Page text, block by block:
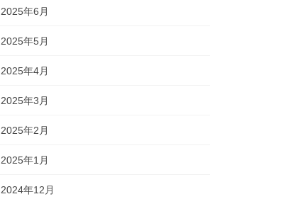
2025年6月
2025年5月
2025年4月
2025年3月
2025年2月
2025年1月
2024年12月